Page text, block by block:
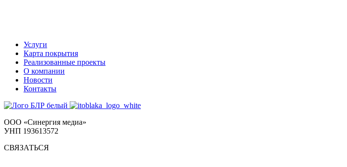
Услуги
Карта покрытия
Реализованные проекты
О компании
Новости
Контакты
ООО «Синергия медиа»
УНП 193613572
СВЯЗАТЬСЯ